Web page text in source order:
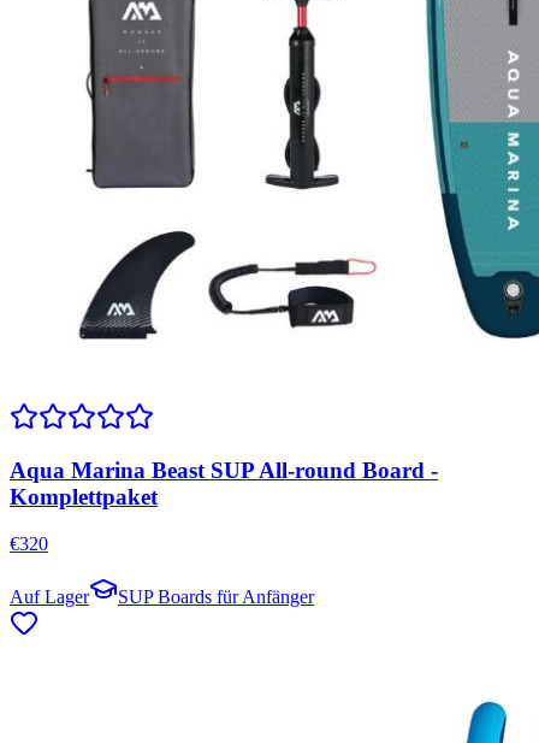
Aqua Marina Beast SUP All-round Board -
Komplettpaket
€320
Auf Lager SUP Boards für Anfänger